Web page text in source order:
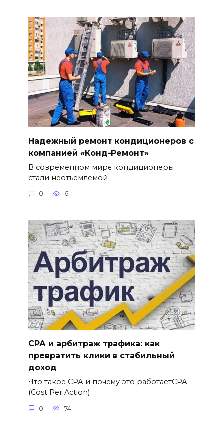
Надежный ремонт кондиционеров с
компанией «Конд-Ремонт»
В современном мире кондиционеры
стали неотъемлемой
0 6
СРА и арбитраж трафика: как
превратить клики в стабильный
доход
Что такое СРА и почему это работаетСРА
(Cost Per Action)
0 74